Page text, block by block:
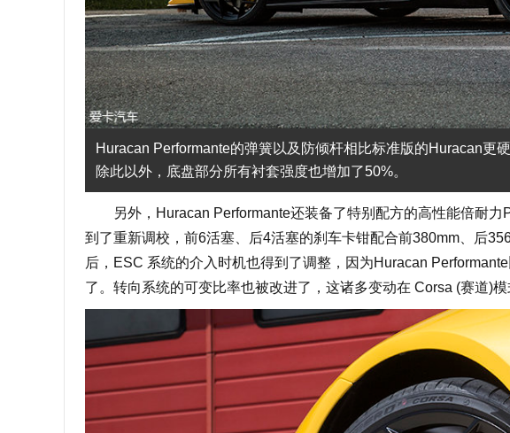
Huracan Performante的弹簧以及防倾杆相比标准版的Huracan更
除此以外，底盘部分所有衬套强度也增加了50%。
另外，Huracan Performante还装备了特别配方的高性能倍耐力
到了重新调校，前6活塞、后4活塞的刹车卡钳配合前380mm、后
后，ESC 系统的介入时机也得到了调整，因为Huracan
了。转向系统的可变比率也被改进了，这诸多变动在 Corsa (赛道)模